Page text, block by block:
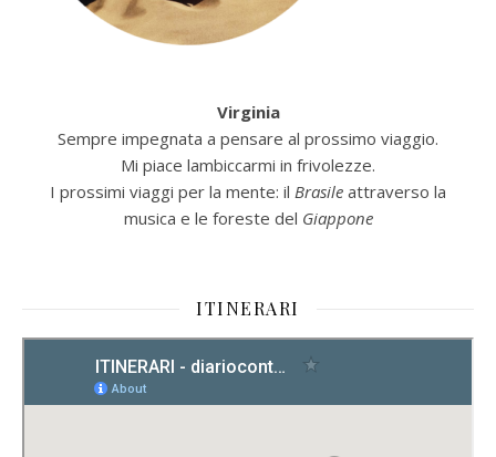
Virginia
Sempre impegnata a pensare al prossimo viaggio.
Mi piace lambiccarmi in frivolezze.
I prossimi viaggi per la mente: il Brasile attraverso la
musica e le foreste del Giappone
ITINERARI